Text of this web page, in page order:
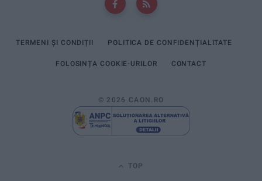
TERMENI ȘI CONDIȚII POLITICA DE CONFIDENȚIALITATE
FOLOSINȚA COOKIE-URILOR CONTACT
© 2026 CAON.RO
TOP